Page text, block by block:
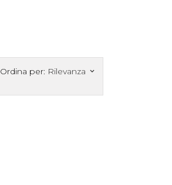
Ordina per: Rilevanza keyboard_arrow_down